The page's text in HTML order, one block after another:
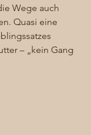
Wege auch
Quasi eine
– „kein Gang